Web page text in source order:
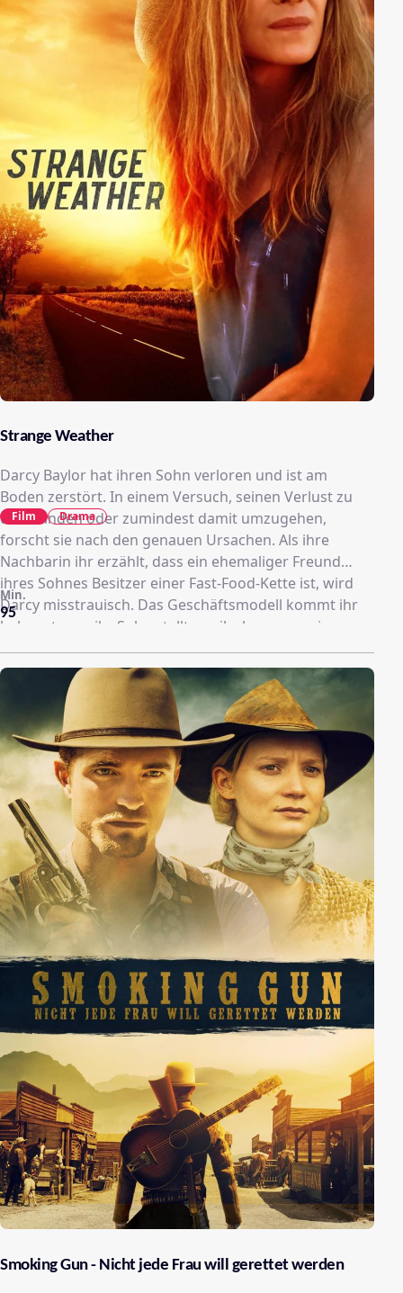
Strange Weather
Darcy Baylor hat ihren Sohn verloren und ist am
Boden zerstört. In einem Versuch, seinen Verlust zu
überwinden oder zumindest damit umzugehen,
forscht sie nach den genauen Ursachen. Als ihre
Nachbarin ihr erzählt, dass ein ehemaliger Freund
ihres Sohnes Besitzer einer Fast-Food-Kette ist, wird
Darcy misstrauisch. Das Geschäftsmodell kommt ihr
bekannt vor - ihr Sohn stellte es ihr kurz vor seinem
Tod vor. Kurzerhand begeben sich die beiden Frauen
auf einen Roadtrip in den Süden. Dort gräbt Darcy
tiefer in der Vergangenheit und findet heraus, dass die
Umstände zum Tod ihres Sohnes eine Menge Kokain
beinhalten.
95
Min.
Film Drama
Smoking Gun - Nicht jede Frau will gerettet werden